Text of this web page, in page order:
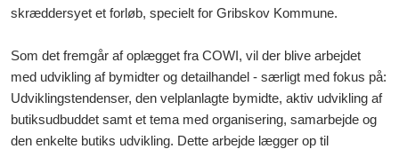
skræddersyet et forløb, specielt for Gribskov Kommune.
Som det fremgår af oplægget fra COWI, vil der blive arbejdet
med udvikling af bymidter og detailhandel - særligt med fokus på:
Udviklingstendenser, den velplanlagte bymidte, aktiv udvikling af
butiksudbuddet samt et tema med organisering, samarbejde og
den enkelte butiks udvikling. Dette arbejde lægger op til